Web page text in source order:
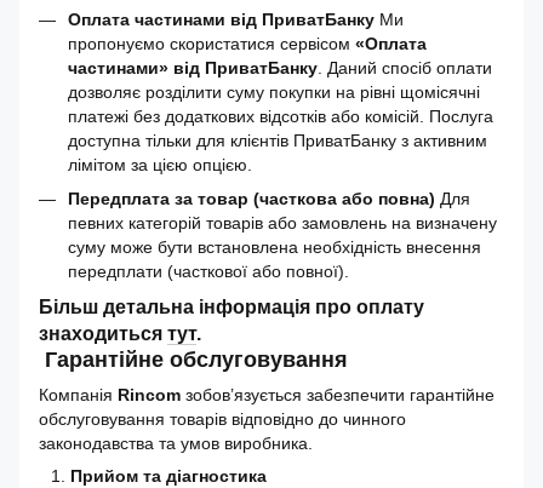
Оплата частинами від ПриватБанку Ми
пропонуємо скористатися сервісом «Оплата
частинами» від ПриватБанку . Даний спосіб оплати
дозволяє розділити суму покупки на рівні щомісячні
платежі без додаткових відсотків або комісій. Послуга
доступна тільки для клієнтів ПриватБанку з активним
лімітом за цією опцією.
Передплата за товар (часткова або повна) Для
певних категорій товарів або замовлень на визначену
суму може бути встановлена необхідність внесення
передплати (часткової або повної).
Більш детальна інформація про оплату
знаходиться тут.
Гарантійне обслуговування
Компанія Rincom зобов’язується забезпечити гарантійне
обслуговування товарів відповідно до чинного
законодавства та умов виробника.
Прийом та діагностика